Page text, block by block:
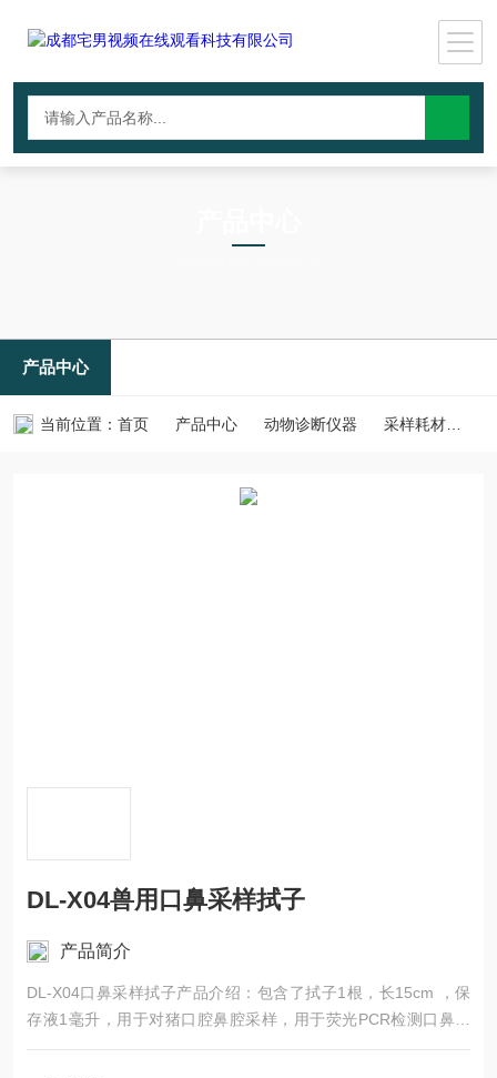
产品中心
当前位置： 首页 产品中心 动物诊断仪器 采样耗材
DL-X04兽用口鼻采样拭子
产品简介
DL-X04口鼻采样拭子产品介绍：包含了拭子1根，长15cm ，保
存液1毫升，用于对猪口腔鼻腔采样，用于荧光PCR检测口鼻拭
子样本。 采用环氧乙烷灭菌，独立包装，吸附性强，样本释放